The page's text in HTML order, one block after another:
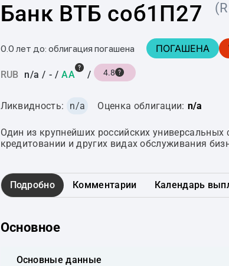
Банк ВТБ соб1П27
0.0 лет до: облигация погашена ПОГАШЕНА
RUB n/a / - / AA / 4.8
Ликвидность: n/a Оценка облигации: n/a
Один из крупнейших российских
кредитовании и других видах обслуживания
Подробно Комментарии Календарь
Основное
Основные данные